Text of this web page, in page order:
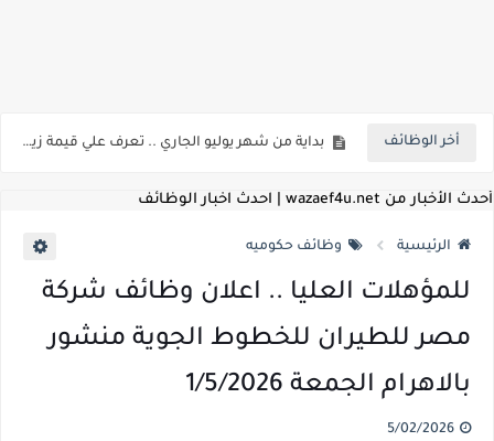
أخر الوظائف للمؤهلات العليا ..اعلان وظائف وزارة التنمية المحلية " اخصائي تخطيط - مهندس - اخصائي حاسبات - باحث قانوني " والتقديم الكتروني بتاريخ 15-7-2026
اعلان وظائف الهيئة القومية لسلامة الغذاء " لشغل وظيفة مفتش أغذية " لخريجي علوم / زراعة / طب بيطري "... الشروط والاوراق المطلوبة وكيفية التقديم
أحدث الأخبار من wazaef4u.net | احدث اخبار الوظائف
الرئيسية وظائف حكوميه
للمؤهلات العليا .. اعلان وظائف شركة
مصر للطيران للخطوط الجوية منشور
بالاهرام الجمعة 1/5/2026